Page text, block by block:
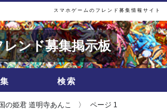
スマホゲームのフレンド募集情報サイト
ンド募集掲示板
検索
の姫君 道明寺あんこ ページ 1